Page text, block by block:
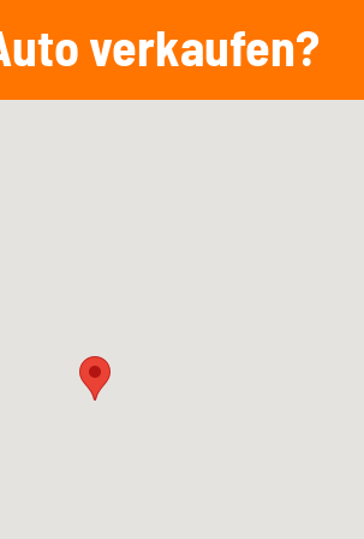
verkaufen?